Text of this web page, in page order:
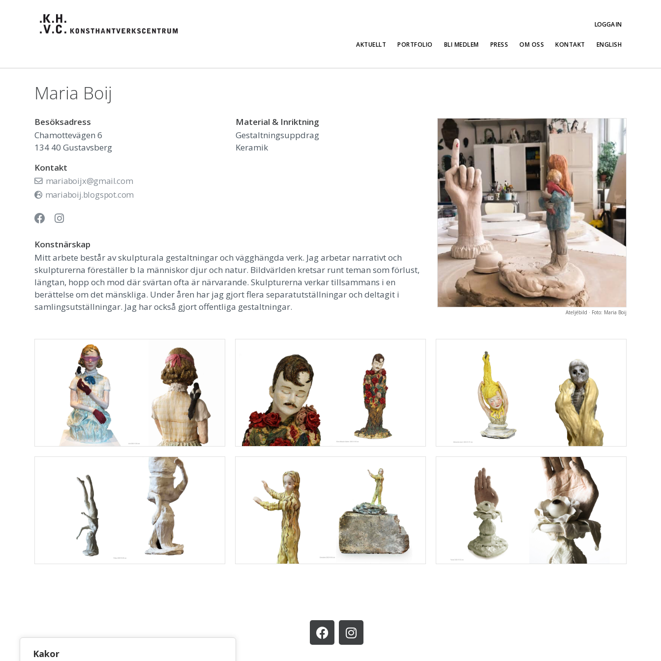
Kakor
LOGGA IN
AKTUELLT PORTFOLIO BLI MEDLEM PRESS OM OSS KONTAKT ENGLISH
Maria Boij
Besöksadress
Chamottevägen 6
134 40 Gustavsberg
Kontakt
mariaboijx@gmail.com
mariaboij.blogspot.com
Material & Inriktning
Gestaltningsuppdrag
Keramik
Konstnärskap
Mitt arbete består av skulpturala gestaltningar och vägghängda verk. Jag arbetar narrativt och
skulpturerna föreställer b la människor djur och natur. Bildvärlden kretsar runt teman som förlust,
längtan, hopp och mod där svärtan ofta är närvarande. Skulpturerna verkar tillsammans i en
berättelse om det mänskliga. Under åren har jag gjort flera separatutställningar och deltagit i
samlingsutställningar. Jag har också gjort offentliga gestaltningar.
Ateljébild · Foto: Maria Boij
KONSTHANTVERKSCENTRUM